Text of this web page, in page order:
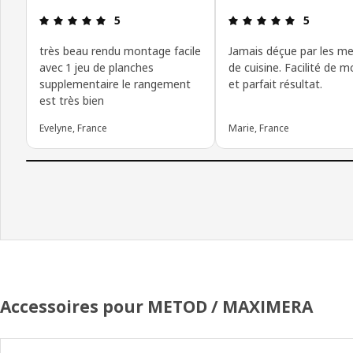
Avis: 5 sur 5 étoiles
5
très beau rendu montage facile
avec 1 jeu de planches
supplementaire le rangement
est très bien
Evelyne, France
Avis: 5 sur
5
Jamais déçue par les
de cuisine. Facilité de
et parfait résultat.
Marie, France
Accessoires pour METOD / MAXIMERA